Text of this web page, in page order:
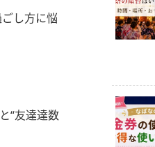
し方に悩
“友達達数